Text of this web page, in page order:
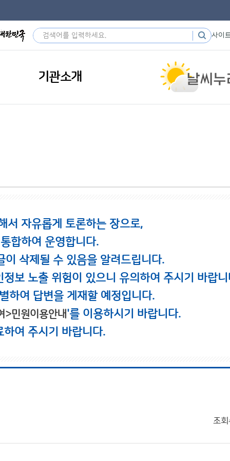
사이
기관소개
서 자유롭게 토론하는 장으로,
합하여 운영합니다.
삭제될 수 있음을 알려드립니다.
보 노출 위험이 있으니 유의하여 주시기 바랍니
하여 답변을 게재할 예정입니다.
>민원이용안내'를 이용하시기 바랍니다.
여 주시기 바랍니다.
조회